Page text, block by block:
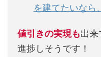
を建てたいなら
値引きの実現も出来
進捗しそうです！